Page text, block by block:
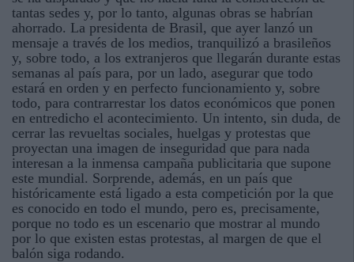
tantas sedes y, por lo tanto, algunas obras se habrían
ahorrado. La presidenta de Brasil, que ayer lanzó un
mensaje a través de los medios, tranquilizó a brasileños
y, sobre todo, a los extranjeros que llegarán durante estas
semanas al país para, por un lado, asegurar que todo
estará en orden y en perfecto funcionamiento y, sobre
todo, para contrarrestar los datos económicos que ponen
en entredicho el acontecimiento. Un intento, sin duda, de
cerrar las revueltas sociales, huelgas y protestas que
proyectan una imagen de inseguridad que para nada
interesan a la inmensa campaña publicitaria que supone
este mundial. Sorprende, además, en un país que
históricamente está ligado a esta competición por la que
es conocido en todo el mundo, pero es, precisamente,
porque no todo es un escenario que mostrar al mundo
por lo que existen estas protestas, al margen de que el
balón siga rodando.